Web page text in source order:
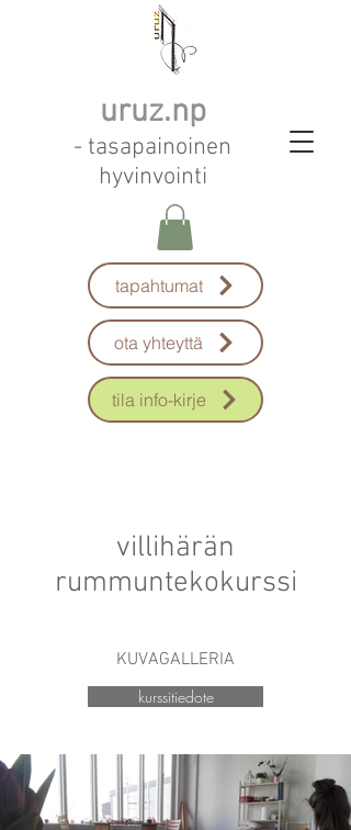
uruz.np
- tasapainoinen
hyvinvointi
tapahtumat
ota yhteyttä
tila info-kirje
villihärän
rummuntekokurssi
KUVAGALLERIA
kurssitiedote